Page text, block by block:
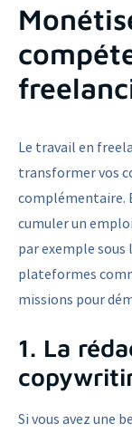
Le travail en
transformer vos
complémentaire.
cumuler un
par exemple
plateformes
missions pour
1. La
Si vous avez une